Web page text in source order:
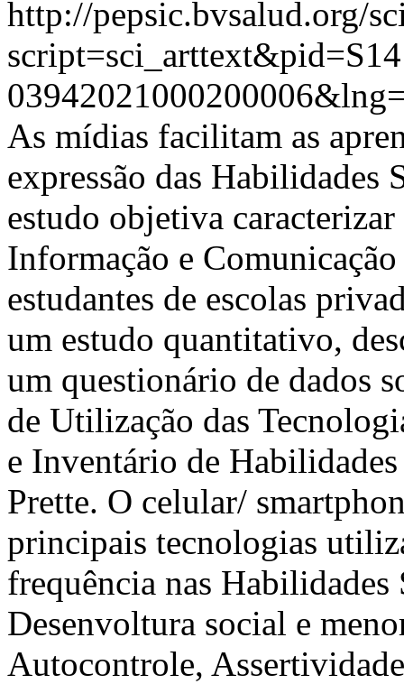
http://pepsic.bvsalud.org/
As mídias facilitam as
expressão das Habilidades
estudo objetiva
Informação e
estudantes de escolas
um estudo quantitativo,
um questionário de dados
de Utilização das
e Inventário de
Prette. O celular/
principais tecnologias
frequência nas
Desenvoltura social e
Autocontrole,